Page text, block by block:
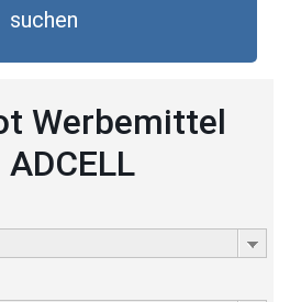
suchen
Werbemittel